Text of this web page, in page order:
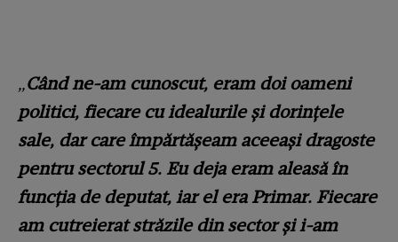
„Când ne-am cunoscut, eram doi oameni
politici, fiecare cu idealurile și dorințele
sale, dar care împărtășeam aceeași dragoste
pentru sectorul 5. Eu deja eram aleasă în
funcția de deputat, iar el era Primar. Fiecare
am cutreierat străzile din sector și i-am